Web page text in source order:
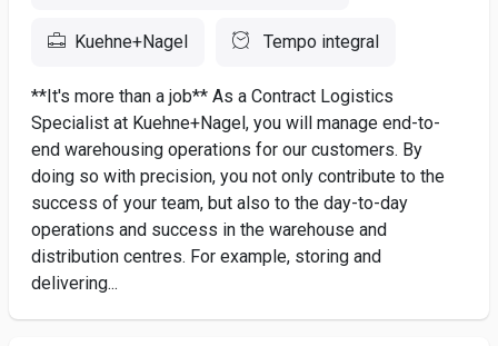
Kuehne+Nagel Tempo integral
**It's more than a job** As a Contract Logistics
Specialist at Kuehne+Nagel, you will manage end-to-
end warehousing operations for our customers. By
doing so with precision, you not only contribute to the
success of your team, but also to the day-to-day
operations and success in the warehouse and
distribution centres. For example, storing and
delivering...